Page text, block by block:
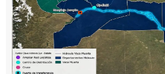
n
r
e
a
li
z